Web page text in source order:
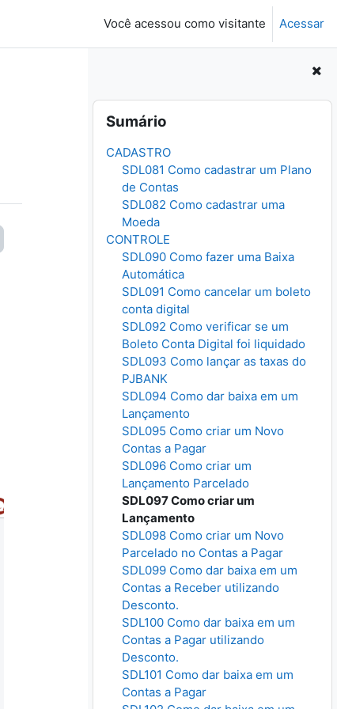
Você acessou como visitante Acessar
Pular Sumário
Sumário
CADASTRO
SDL081 Como cadastrar um Plano
de Contas
SDL082 Como cadastrar uma
Moeda
CONTROLE
SDL090 Como fazer uma Baixa
Automática
SDL091 Como cancelar um boleto
conta digital
SDL092 Como verificar se um
Boleto Conta Digital foi liquidado
SDL093 Como lançar as taxas do
PJBANK
SDL094 Como dar baixa em um
Lançamento
SDL095 Como criar um Novo
Contas a Pagar
SDL096 Como criar um
Lançamento Parcelado
SDL097 Como criar um
Lançamento
SDL098 Como criar um Novo
Parcelado no Contas a Pagar
SDL099 Como dar baixa em um
Contas a Receber utilizando
Desconto.
SDL100 Como dar baixa em um
Contas a Pagar utilizando
Desconto.
SDL101 Como dar baixa em um
Contas a Pagar